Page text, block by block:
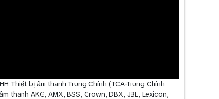
Thiết bị âm thanh Trung Chính (TCA-Trung Chính
thanh AKG, AMX, BSS, Crown, DBX, JBL, Lexicon,